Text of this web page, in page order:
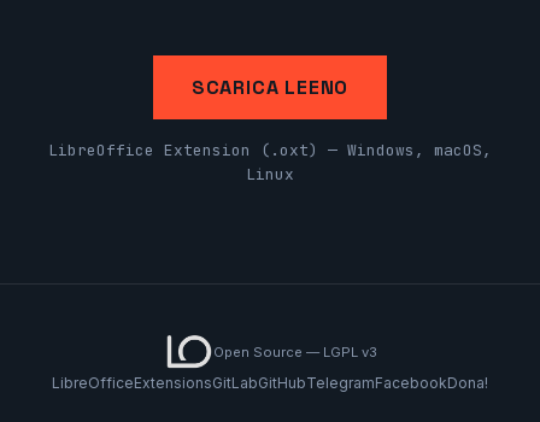
SCARICA LEENO
LibreOffice Extension (.oxt) — Windows, macOS,
Linux
Open Source — LGPL v3
LibreOfficeExtensionsGitLabGitHubTelegramFacebookDona!